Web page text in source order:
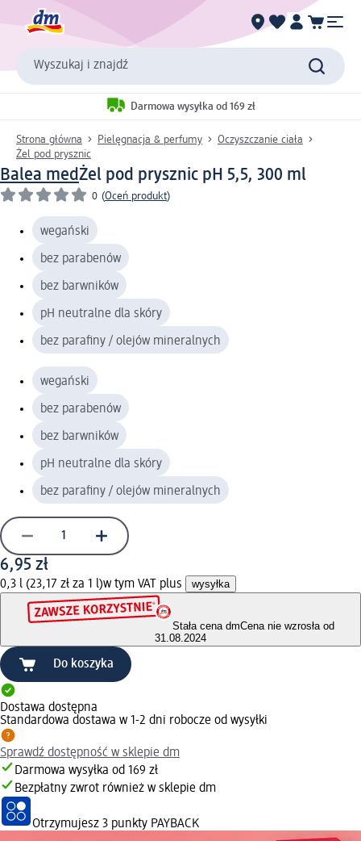
Wyszukaj i znajdź
Darmowa wysyłka od 169 zł
Strona główna Pielęgnacja & perfumy
Oczyszczanie ciała
Żel pod prysznic
Balea medŻel pod prysznic pH 5,5, 300 ml
0 (Oceń produkt)
wegański
bez parabenów
bez barwników
pH neutralne dla skóry
bez parafiny / olejów mineralnych
wegański
bez parabenów
bez barwników
pH neutralne dla skóry
bez parafiny / olejów mineralnych
6,95 zł
0,3 l (23,17 zł za 1 l)w tym VAT plus wysyłka
Stała cena dmCena nie wzrosła od
31.08.2024
Do koszyka
Dostawa dostępna
Standardowa dostawa w 1-2 dni robocze od wysyłki
Sprawdź dostępność w sklepie dm
Darmowa wysyłka od 169 zł
Bezpłatny zwrot również w sklepie dm
Otrzymujesz 3 punkty PAYBACK